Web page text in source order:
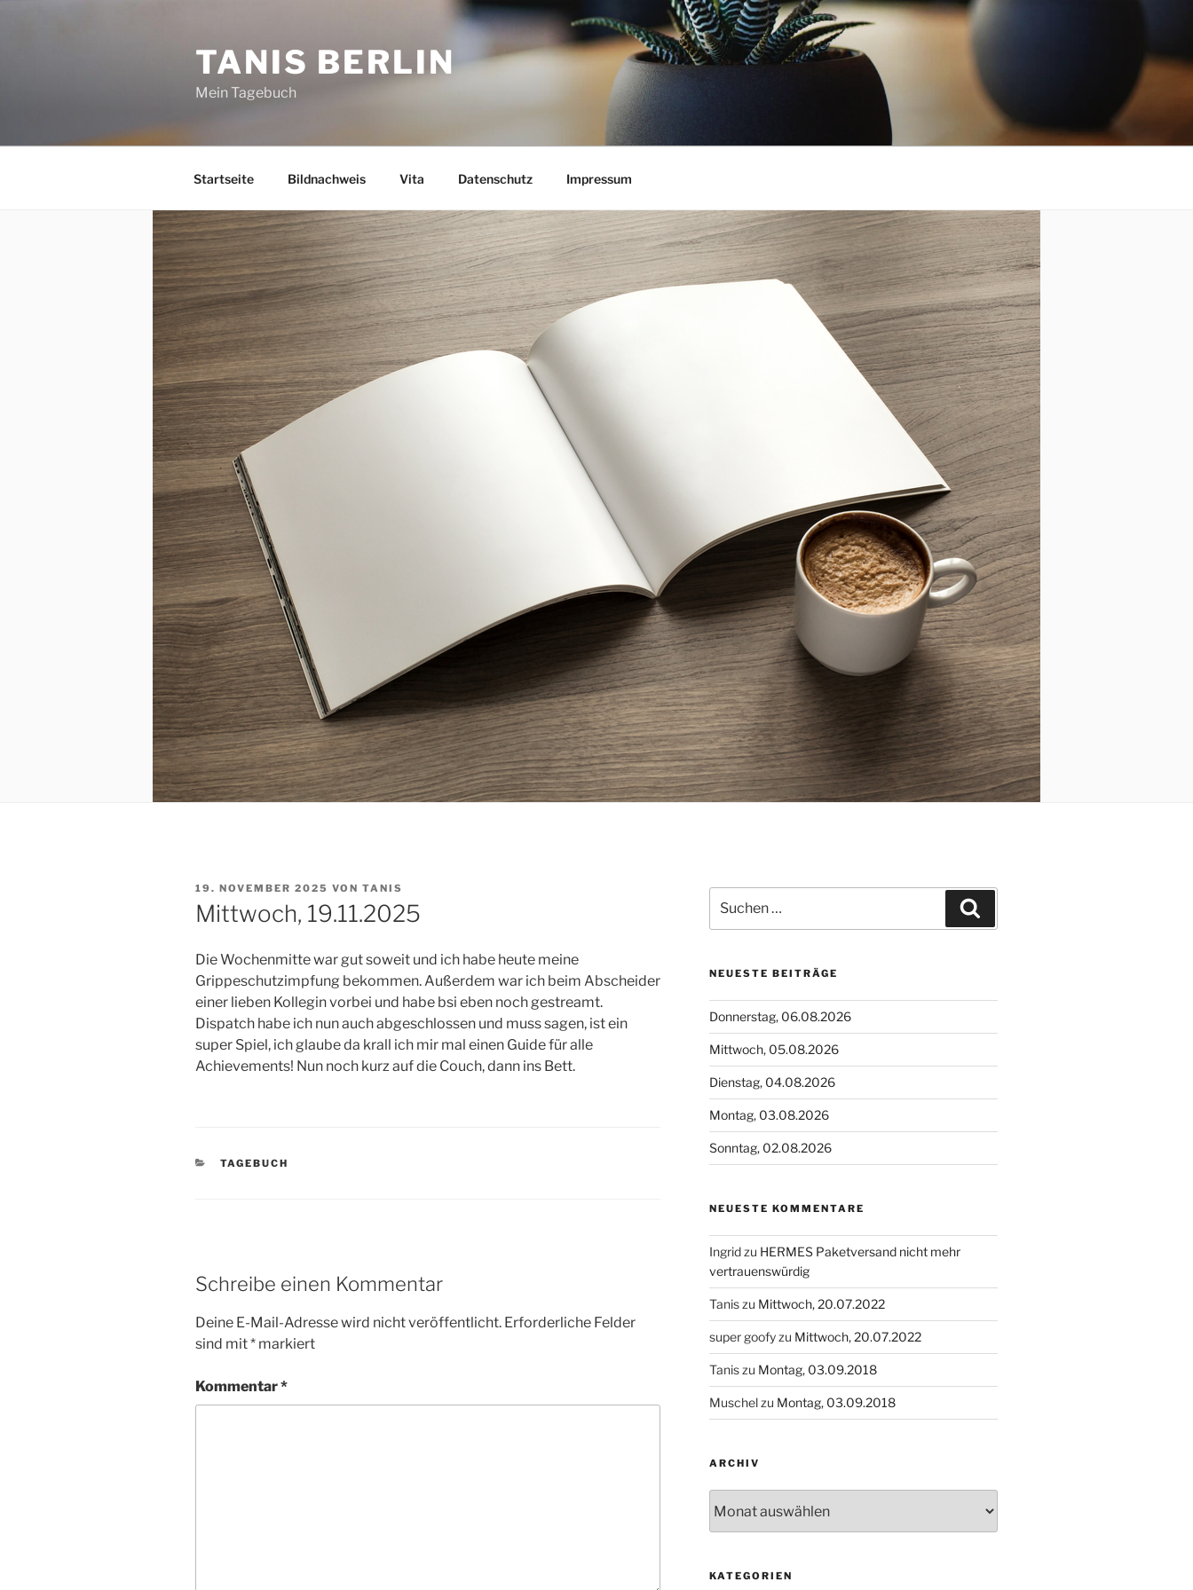
TANIS BERLIN
Mein Tagebuch
Startseite Bildnachweis Vita Datenschutz Impressum
VERÖFFENTLICHT
AM
19. NOVEMBER 2025 VON TANIS
Mittwoch, 19.11.2025
Die Wochenmitte war gut soweit und ich habe heute meine
Grippeschutzimpfung bekommen. Außerdem war ich beim Abscheider
einer lieben Kollegin vorbei und habe bsi eben noch gestreamt.
Dispatch habe ich nun auch abgeschlossen und muss sagen, ist ein
super Spiel, ich glaube da krall ich mir mal einen Guide für alle
Achievements! Nun noch kurz auf die Couch, dann ins Bett.
KATEGORIEN
TAGEBUCH
Schreibe einen Kommentar
Deine E-Mail-Adresse wird nicht veröffentlicht. Erforderliche Felder
sind mit* markiert
Kommentar*
nach:
NEUESTE BEITRÄGE
Donnerstag, 06.08.2026
Mittwoch, 05.08.2026
Dienstag, 04.08.2026
Montag, 03.08.2026
Sonntag, 02.08.2026
NEUESTE KOMMENTARE
Ingridzu HERMES Paketversand nicht mehr
vertrauenswürdig
Taniszu Mittwoch, 20.07.2022
super goofyzu Mittwoch, 20.07.2022
Taniszu Montag, 03.09.2018
Muschelzu Montag, 03.09.2018
ARCHIV
KATEGORIEN